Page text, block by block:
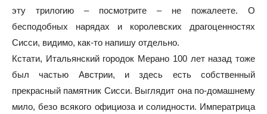
эту трилогию – посмотрите – не пожалеете. О
бесподобных нарядах и королевских драгоценностях
Сисси, видимо, как-то напишу отдельно.
Кстати, Итальянский городок Мерано 100 лет назад тоже
был частью Австрии, и здесь есть собственный
прекрасный памятник Сисси. Выглядит она по-домашнему
мило, безо всякого официоза и солидности. Императрица